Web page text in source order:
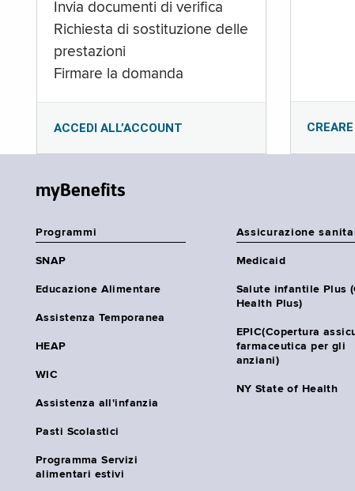
Invia documenti di verifica
Richiesta di sostituzione delle
prestazioni
Firmare la domanda
ACCEDI ALL’ACCOUNT
myBenefits
Programmi
SNAP
Educazione Alimentare
Assistenza Temporanea
HEAP
WIC
Assistenza all'infanzia
Pasti Scolastici
Programma Servizi
alimentari estivi
Assicurazione
Medicaid
Salute infantile Plus
Health Plus)
EPIC(Copertura
farmaceutica per gli
anziani)
NY State of Health